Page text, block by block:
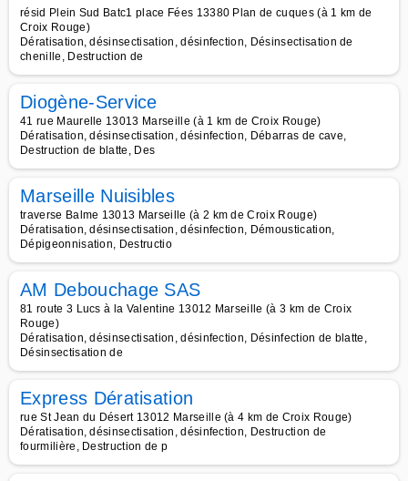
résid Plein Sud Batc1 place Fées 13380 Plan de cuques (à 1 km de
Croix Rouge)
Dératisation, désinsectisation, désinfection, Désinsectisation de
chenille, Destruction de
Diogène-Service
41 rue Maurelle 13013 Marseille (à 1 km de Croix Rouge)
Dératisation, désinsectisation, désinfection, Débarras de cave,
Destruction de blatte, Des
Marseille Nuisibles
traverse Balme 13013 Marseille (à 2 km de Croix Rouge)
Dératisation, désinsectisation, désinfection, Démoustication,
Dépigeonnisation, Destructio
AM Debouchage SAS
81 route 3 Lucs à la Valentine 13012 Marseille (à 3 km de Croix
Rouge)
Dératisation, désinsectisation, désinfection, Désinfection de blatte,
Désinsectisation de
Express Dératisation
rue St Jean du Désert 13012 Marseille (à 4 km de Croix Rouge)
Dératisation, désinsectisation, désinfection, Destruction de
fourmilière, Destruction de p